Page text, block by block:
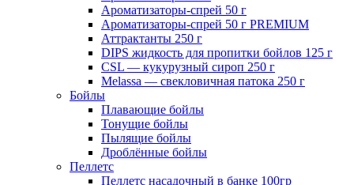
Ароматизаторы-спрей 50 г
Ароматизаторы-спрей 50 г PREMIUM
Аттрактанты 250 г
DIPS жидкость для пропитки бойлов 125 г
CSL — кукурузный сироп 250 г
Melassa — свекловичная патока 250 г
Бойлы
Плавающие бойлы
Тонущие бойлы
Пылящие бойлы
Дроблённые бойлы
Пеллетс
Пеллетс насадочный в банке 100гр